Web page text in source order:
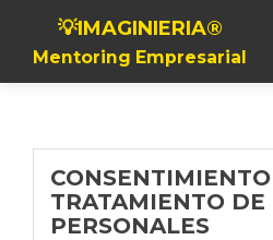
💡IMAGINIERIA®
Mentoring Empresarial
TRATAMIENTO DE
PERSONALES